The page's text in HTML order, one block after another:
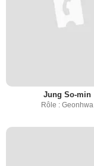
Jung So-min
Rôle : Geonhwa